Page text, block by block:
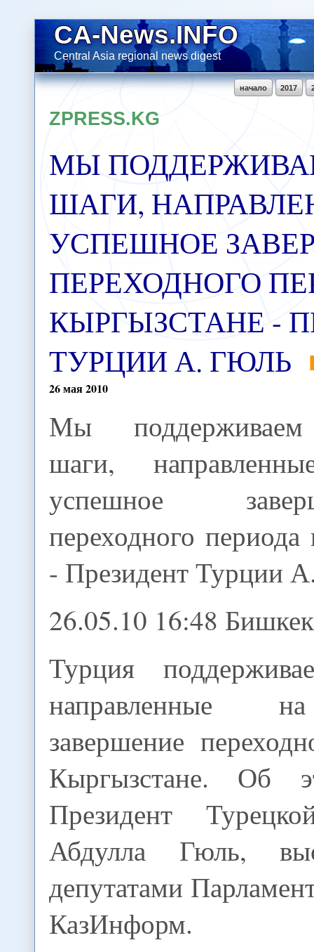
CA-News.INFO
Central Asia regional news digest
2017
начало
ZPRESS.KG
МЫ
ШАГИ,
УСПЕШНОЕ
ПЕРЕХОДНОГО
КЫРГЫЗСТАНЕ -
ТУРЦИИ А. ГЮЛЬ
26мая2010
Мы
шаги,
успешное
переходного
- Президент Турции
26.05.10 16:48
Турция
направленные
завершение
Кыргызстане. Об
Президент
Абдулла Гюль,
депутатами
КазИнформ.